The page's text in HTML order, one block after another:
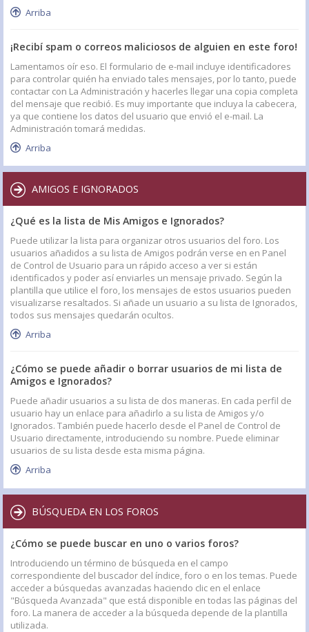
Arriba
¡Recibí spam o correos maliciosos de alguien en este foro!
Lamentamos oír eso. El formulario de e-mail incluye identificadores
para controlar quién ha enviado tales mensajes, por lo tanto, puede
contactar con La Administración y hacerles llegar una copia completa
del mensaje que recibió. Es muy importante que incluya la cabecera,
ya que contiene los datos del usuario que envió el e-mail. La
Administración tomará medidas.
Arriba
AMIGOS E IGNORADOS
¿Qué es la lista de Mis Amigos e Ignorados?
Puede utilizar la lista para organizar otros usuarios del foro. Los
usuarios añadidos a su lista de Amigos podrán verse en en Panel
de Control de Usuario para un rápido acceso a ver si están
identificados y poder así enviarles un mensaje privado. Según la
plantilla que utilice el foro, los mensajes de estos usuarios pueden
visualizarse resaltados. Si añade un usuario a su lista de Ignorados,
todos sus mensajes quedarán ocultos.
Arriba
¿Cómo se puede añadir o borrar usuarios de mi lista de
Amigos e Ignorados?
Puede añadir usuarios a su lista de dos maneras. En cada perfil de
usuario hay un enlace para añadirlo a su lista de Amigos y/o
Ignorados. También puede hacerlo desde el Panel de Control de
Usuario directamente, introduciendo su nombre. Puede eliminar
usuarios de su lista desde esta misma página.
Arriba
BÚSQUEDA EN LOS FOROS
¿Cómo se puede buscar en uno o varios foros?
Introduciendo un término de búsqueda en el campo
correspondiente del buscador del índice, foro o en los temas. Puede
acceder a búsquedas avanzadas haciendo clic en el enlace
"Búsqueda Avanzada" que está disponible en todas las páginas del
foro. La manera de acceder a la búsqueda depende de la plantilla
utilizada.